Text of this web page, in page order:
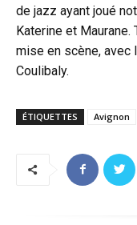
de jazz ayant joué
Katerine et
mise en scène, avec
Coulibaly.
ÉTIQUETTES Avignon